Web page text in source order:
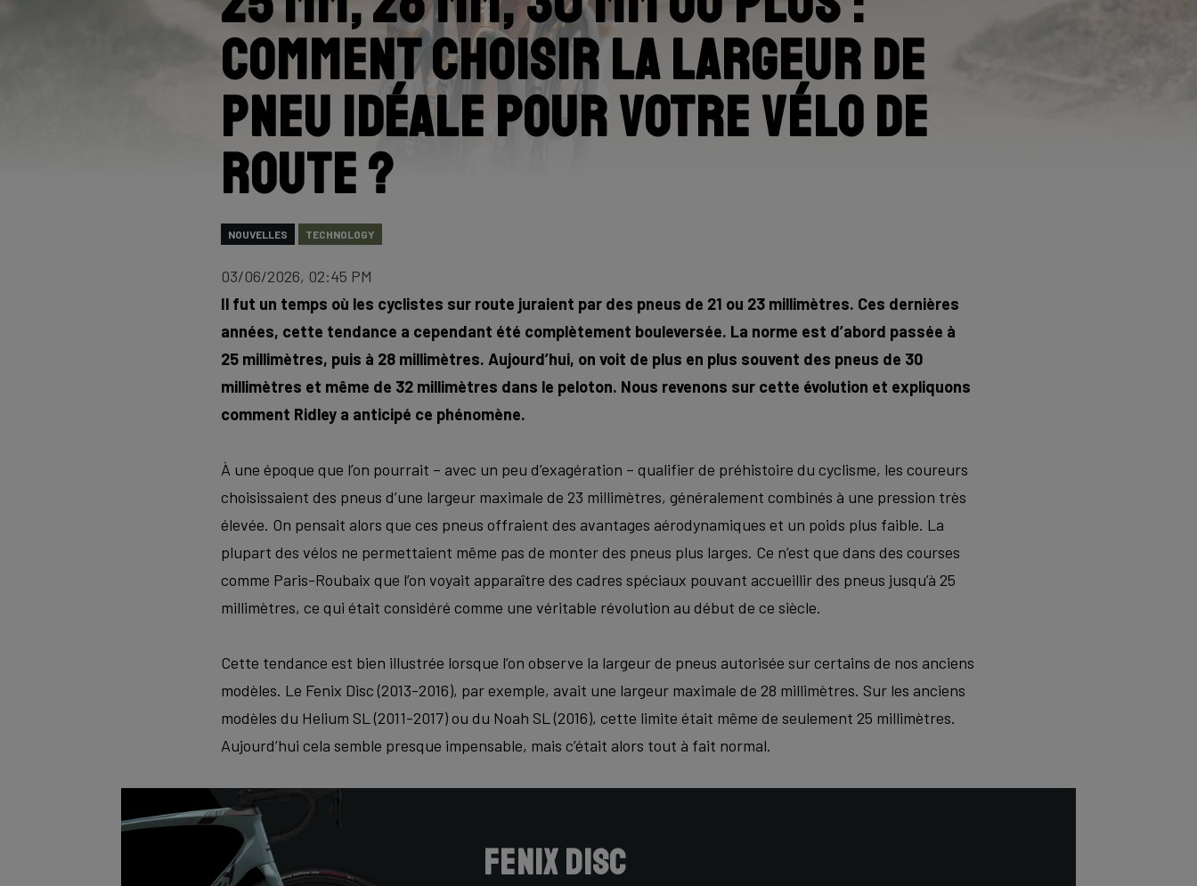
comment choisir la largeur de
pneu idéale pour votre vélo de
route ?
NOUVELLES TECHNOLOGY
03/06/2026, 02:45 PM
Il fut un temps où les cyclistes sur route juraient par des pneus de 21 ou 23 millimètres. Ces dernières
années, cette tendance a cependant été complètement bouleversée. La norme est d’abord passée à
25 millimètres, puis à 28 millimètres. Aujourd’hui, on voit de plus en plus souvent des pneus de 30
millimètres et même de 32 millimètres dans le peloton. Nous revenons sur cette évolution et expliquons
comment Ridley a anticipé ce phénomène.
À une époque que l’on pourrait – avec un peu d’exagération – qualifier de préhistoire du cyclisme, les coureurs
choisissaient des pneus d’une largeur maximale de 23 millimètres, généralement combinés à une pression très
élevée. On pensait alors que ces pneus offraient des avantages aérodynamiques et un poids plus faible. La
plupart des vélos ne permettaient même pas de monter des pneus plus larges. Ce n’est que dans des courses
comme Paris-Roubaix que l’on voyait apparaître des cadres spéciaux pouvant accueillir des pneus jusqu’à 25
millimètres, ce qui était considéré comme une véritable révolution au début de ce siècle.
Cette tendance est bien illustrée lorsque l’on observe la largeur de pneus autorisée sur certains de nos anciens
modèles. Le Fenix Disc (2013-2016), par exemple, avait une largeur maximale de 28 millimètres. Sur les anciens
modèles du Helium SL (2011-2017) ou du Noah SL (2016), cette limite était même de seulement 25 millimètres.
Aujourd’hui cela semble presque impensable, mais c’était alors tout à fait normal.
FENIX DISC